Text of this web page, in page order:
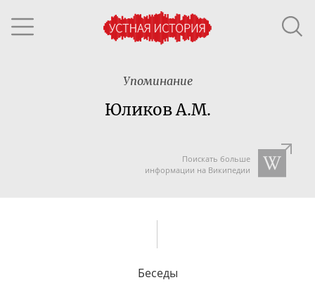
Упоминание
Юликов А.М.
Поискать больше
информации на Википедии
Беседы